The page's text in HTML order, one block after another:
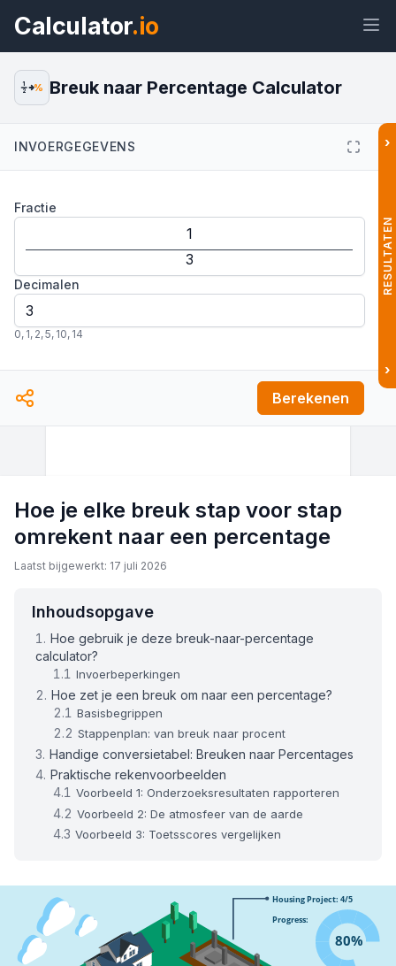
Calculator.io
Percentage Calculator Widget
1
2
% Breuk naar Percentage Calculator
INVOERGEGEVENS
Fractie
Decimalen
0, 1, 2,5, 10, 14
Berekenen
›
RESULTATEN
›
Hoe je elke breuk stap voor stap
omrekent naar een percentage
Laatst bijgewerkt: 17 juli 2026
Inhoudsopgave
Hoe gebruik je deze breuk-naar-percentage
calculator?
Invoerbeperkingen
Hoe zet je een breuk om naar een percentage?
Basisbegrippen
Stappenplan: van breuk naar procent
Handige conversietabel: Breuken naar Percentages
Praktische rekenvoorbeelden
Voorbeeld 1: Onderzoeksresultaten rapporteren
Voorbeeld 2: De atmosfeer van de aarde
Voorbeeld 3: Toetsscores vergelijken